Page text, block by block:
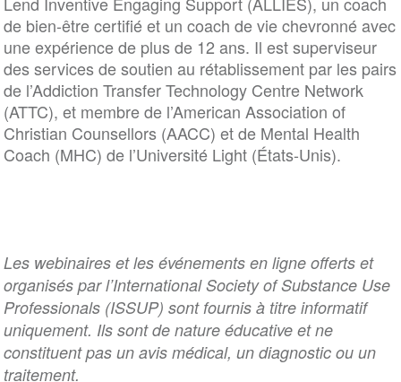
de bien-être certifié et un coach de vie chevronné avec
une expérience de plus de 12 ans. Il est superviseur
des services de soutien au rétablissement par les pairs
de l’Addiction Transfer Technology Centre Network
(ATTC), et membre de l’American Association of
Christian Counsellors (AACC) et de Mental Health
Coach (MHC) de l’Université Light (États-Unis).
Les webinaires et les événements en ligne offerts et
organisés par l’International Society of Substance Use
Professionals (ISSUP) sont fournis à titre informatif
uniquement. Ils sont de nature éducative et ne
constituent pas un avis médical, un diagnostic ou un
traitement.